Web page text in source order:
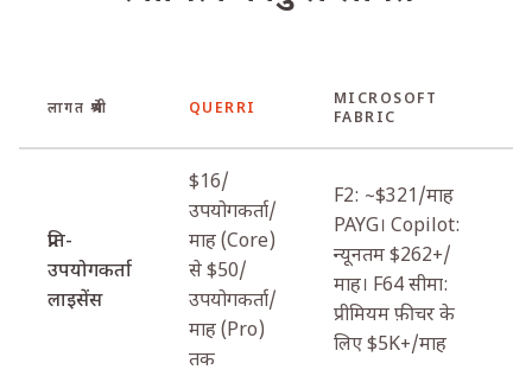
लागत श्रेणी QUERRI
MICROSOFT
FABRIC
प्रति-
उपयोगकर्ता
लाइसेंस
$16/
उपयोगकर्ता/
माह (Core)
से $50/
उपयोगकर्ता/
माह (Pro)
तक
F2: ~$321/माह
PAYG। Copilot:
न्यूनतम $262+/
माह। F64 सीमा:
प्रीमियम फ़ीचर के
लिए $5K+/माह